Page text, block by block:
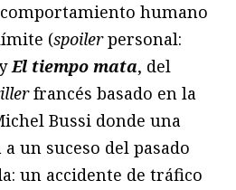
humano
(spoilerpersonal:
El tiempo mata, del
francés basado en la
Bussi donde una
un suceso del pasado
un accidente de tráfico